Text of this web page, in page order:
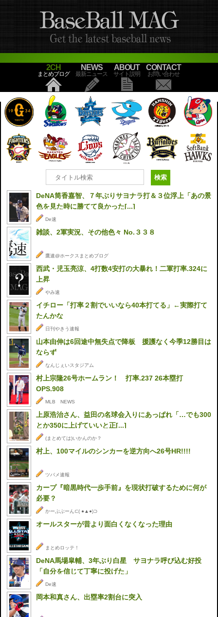
2CH
まとめブログ
NEWS
最新ニュース
ABOUT
サイト説明
CONTACT
お問い合わせ
DeNA筒香嘉智、７年ぶりサヨナラ打＆３位浮上「あの景
色を見た時に勝てて良かった[...]
De速
雑談、2軍実況、その他色々 No.３３８
鷹速@ホークスまとめブログ
西武・児玉亮涼、4打数4安打の大暴れ！二軍打率.324に
上昇
やみ速
イチロー「打率２割でいいなら40本打てる」←実際打て
たんかな
日刊やきう速報
山本由伸は6回途中無失点で降板 援護なく今季12勝目は
ならず
なんじぇいスタジアム
村上宗隆26号ホームラン！ 打率.237 26本塁打
OPS.908
MLB NEWS
上原浩治さん、益田の名球会入りにあっぱれ「…でも300
とか350に上げていいと正[...]
(まとめては)いかんのか？
村上、100マイルのシンカーを逆方向へ26号HR!!!!
ツバメ速報
カープ『暗黒時代一歩手前』を現状打破するために何が
必要？
かーぷぶーん⊂( ●▲●)⊃
オールスターが昔より面白くなくなった理由
まとめロッテ！
DeNA馬場皐輔、3年ぶり白星 サヨナラ呼び込む好投
「自分を信じて丁寧に投げた」
De速
岡本和真さん、出塁率2割台に突入